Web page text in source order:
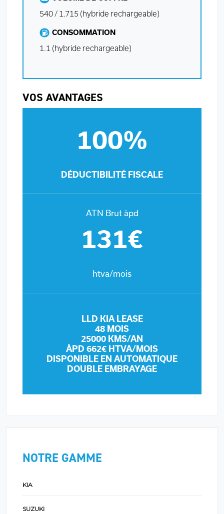
540 / 1.715 (hybride rechargeable)
CONSOMMATION
1.1 (hybride rechargeable)
VOS AVANTAGES
100%
DÉDUCTIBILITÉ FISCALE
ATN Brut àpd
131€
htva/mois
LLD KIA LEASE
48 MOIS
25000 KMS/AN
ÀPD 662€ HTVA/MOIS
DISPONIBLE EN AUTOMATIQUE
DOUBLE EMBRAYAGE
NOTRE GAMME
KIA
SUZUKI